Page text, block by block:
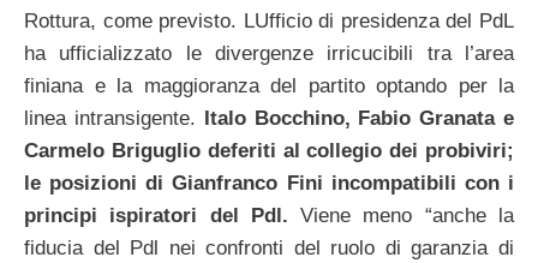
Rottura, come previsto. LUfficio di presidenza del PdL
ha ufficializzato le divergenze irricucibili tra l’area
finiana e la maggioranza del partito optando per la
linea intransigente. Italo Bocchino, Fabio Granata e
Carmelo Briguglio deferiti al collegio dei probiviri;
le posizioni di Gianfranco Fini incompatibili con i
principi ispiratori del Pdl.Viene meno “anche la
fiducia del Pdl nei confronti del ruolo di garanzia di